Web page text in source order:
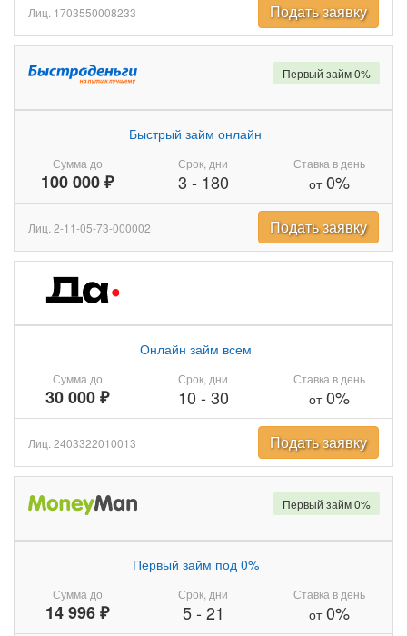
Лиц. 1703550008233 Подать заявку
Сумма до
100 000 ₽
Быстрый займ онлайн
Срок, дни
3 - 180
Ставка в день
от0%
Первый займ 0%
Лиц. 2-11-05-73-000002 Подать заявку
Сумма до
30 000 ₽
Онлайн займ всем
Срок, дни
10 - 30
Ставка в день
от0%
Лиц. 2403322010013 Подать заявку
Сумма до
14 996 ₽
Первый займ под 0%
Срок, дни
5- 21
Ставка в день
от0%
Первый займ 0%